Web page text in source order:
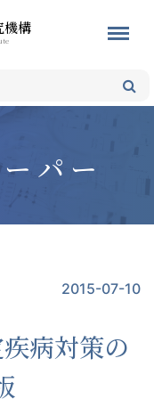
機構
パー
2015-07-10
病対策の